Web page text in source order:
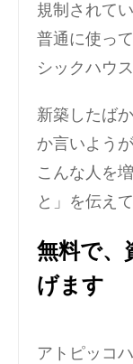
規制されて
普通に使っ
シックハウ
新築したば
か言いよう
こんな人を
と」を伝え
無料で、
げます
アトピッコ